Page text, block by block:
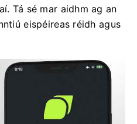
Tá sé mar aidhm ag an
eispéireas réidh agus